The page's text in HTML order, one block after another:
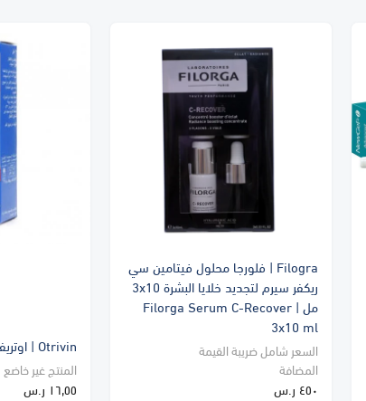
Filogra | فلورجا محلول فيتامين سي
ريكفر سيرم لتجديد خلايا البشرة 3x10
مل | Filorga Serum C-Recover
3x10 ml
السعر شامل ضريبة القيمة
المضافة
٤٥٠ ر.س
Otrivin | اوتريفين بخاخ للانف 10 مل
المنتج غير خاضع
١٦٫٥٥ ر.س